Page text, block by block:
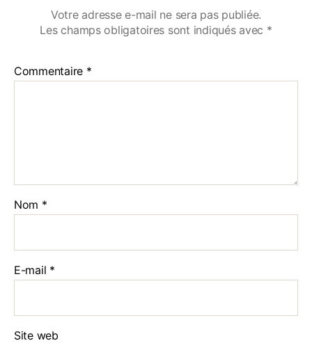
Votre adresse e-mail ne sera pas publiée.
Les champs obligatoires sont indiqués avec *
Commentaire *
Nom *
E-mail *
Site web